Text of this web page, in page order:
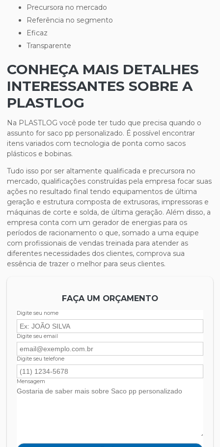
precursora no mercado
referência no segmento
eficaz
transparente
CONHEÇA MAIS DETALHES
INTERESSANTES SOBRE A
PLASTLOG
Na PLASTLOG você pode ter tudo que precisa quando o
assunto for saco pp personalizado. É possível encontrar
itens variados com tecnologia de ponta como sacos
plásticos e bobinas.
Tudo isso por ser altamente qualificada e precursora no
mercado, qualificações construídas pela empresa focar suas
ações no resultado final tendo equipamentos de última
geração e estrutura composta de extrusoras, impressoras e
máquinas de corte e solda, de última geração. Além disso, a
empresa conta com um gerador de energias para os
períodos de racionamento o que, somado a uma equipe
com profissionais de vendas treinada para atender as
diferentes necessidades dos clientes, comprova sua
essência de trazer o melhor para seus clientes.
FAÇA UM ORÇAMENTO
Digite seu nome
Digite seu email
Digite seu telefone
Mensagem